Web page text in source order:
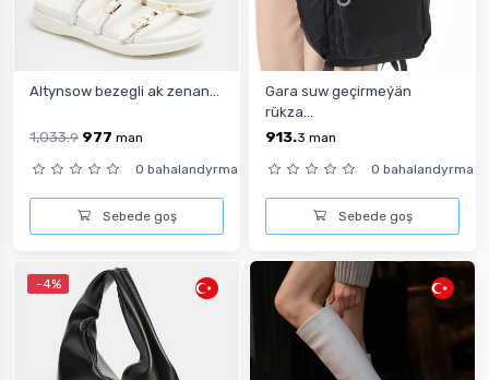
Altynsow bezegli ak zenan...
1,033.9 977 man
0 bahalandyrma
Sebede goş
Gara suw geçirmeýän
rükza...
913.3 man
0 bahalandyrma
Sebede goş
-4%